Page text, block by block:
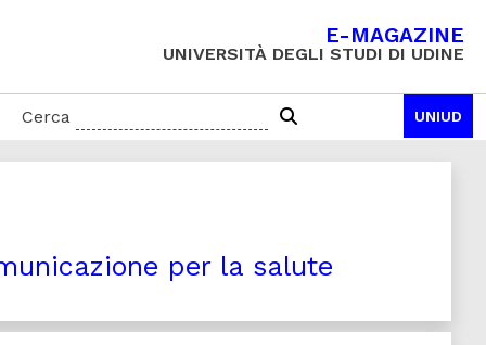
E-MAGAZINE
UNIVERSITÀ DEGLI STUDI DI UDINE
Cerca UNIUD
per la salute